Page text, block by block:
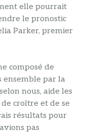
elle pourrait
le pronostic
Parker, premier
composé de
ensemble par la
nous, aide les
croître et de se
résultats pour
pas